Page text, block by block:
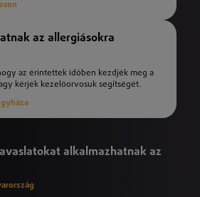
az allergiásokra
az érintettek időben kezdjék meg a
kérjék kezelőorvosuk segítségét.
alkalmazhatnak az